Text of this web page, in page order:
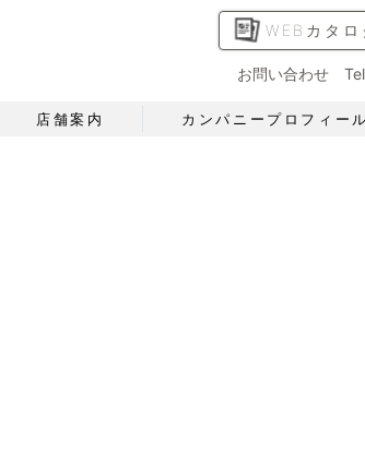
WEBカタロ
お問い合わせ
店舗案内 カンパニープロフィール